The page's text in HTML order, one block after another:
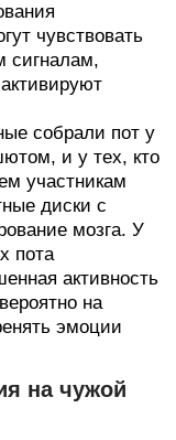
чувствовать
сигналам,
собрали пот у
и у тех, кто
участникам
диски с
мозга. У
пота
активность
на
эмоции
на чужой